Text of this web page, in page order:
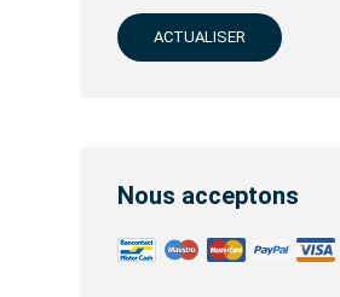
ACTUALISER
Nous acceptons